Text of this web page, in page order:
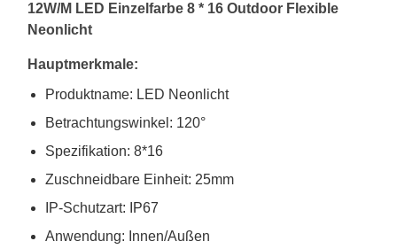
12W/M LED Einzelfarbe 8 * 16 Outdoor Flexible
Neonlicht
Hauptmerkmale:
Produktname: LED Neonlicht
Betrachtungswinkel: 120°
Spezifikation: 8*16
Zuschneidbare Einheit: 25mm
IP-Schutzart: IP67
Anwendung: Innen/Außen